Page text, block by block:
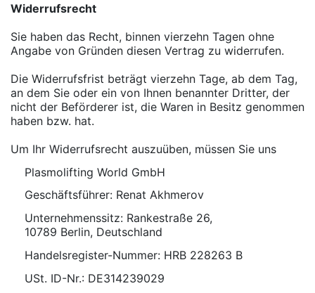
Widerrufsrecht
Sie haben das Recht, binnen vierzehn Tagen ohne
Angabe von Gründen diesen Vertrag zu widerrufen.
Die Widerrufsfrist beträgt vierzehn Tage, ab dem Tag,
an dem Sie oder ein von Ihnen benannter Dritter, der
nicht der Beförderer ist, die Waren in Besitz genommen
haben bzw. hat.
Um Ihr Widerrufsrecht auszuüben, müssen Sie uns
Plasmolifting World GmbH
Geschäftsführer: Renat Akhmerov
Unternehmenssitz: Rankestraße 26,
10789 Berlin, Deutschland
Handelsregister-Nummer: HRB 228263 B
USt. ID-Nr.: DE314239029